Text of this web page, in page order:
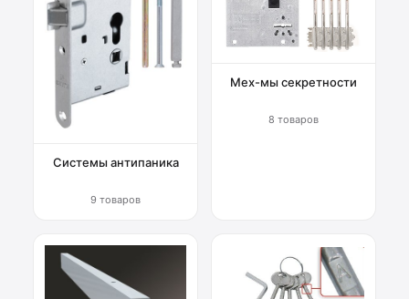
Системы антипаника
9 товаров
Мех-мы секретности
8 товаров